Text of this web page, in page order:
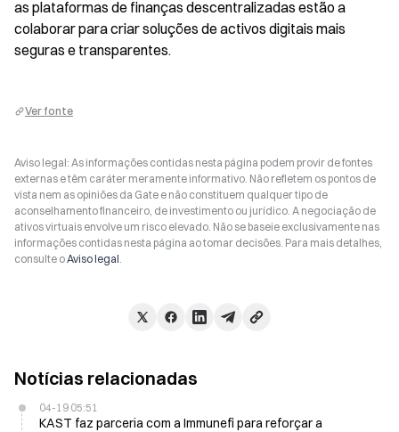
as plataformas de finanças descentralizadas estão a
colaborar para criar soluções de activos digitais mais
seguras e transparentes.
Ver fonte
Aviso legal: As informações contidas nesta página podem provir de fontes
externas e têm caráter meramente informativo. Não refletem os pontos de
vista nem as opiniões da Gate e não constituem qualquer tipo de
aconselhamento financeiro, de investimento ou jurídico. A negociação de
ativos virtuais envolve um risco elevado. Não se baseie exclusivamente nas
informações contidas nesta página ao tomar decisões. Para mais detalhes,
consulte oAviso legal.
Notícias relacionadas
04-19 05:51
KAST faz parceria com a Immunefi para reforçar a